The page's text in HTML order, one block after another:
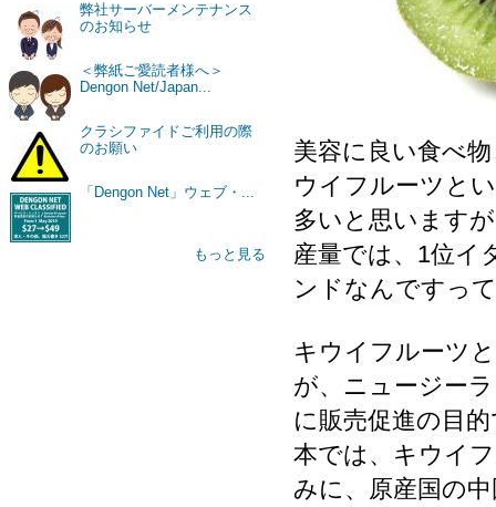
弊社サーバーメンテナンス
のお知らせ
＜弊紙ご愛読者様へ＞
Dengon Net/Japan...
クラシファイドご利用の際
のお願い
「Dengon Net」ウェブ・...
もっと見る
美容に良い食べ
ウイフルーツと
多いと思います
産量では、1位イ
ンドなんですっ
キウイフルーツ
が、ニュージー
に販売促進の目
本では、キウイ
みに、原産国の